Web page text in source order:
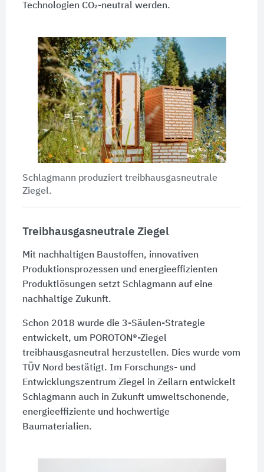
Technologien CO₂-neutral werden.
Schlagmann produziert treibhausgasneutrale
Ziegel.
Treibhausgasneutrale Ziegel
Mit nachhaltigen Baustoffen, innovativen
Produktionsprozessen und energieeffizienten
Produktlösungen setzt Schlagmann auf eine
nachhaltige Zukunft.
Schon 2018 wurde die 3-Säulen-Strategie
entwickelt, um POROTON®-Ziegel
treibhausgasneutral herzustellen. Dies wurde vom
TÜV Nord bestätigt. Im Forschungs- und
Entwicklungszentrum Ziegel in Zeilarn entwickelt
Schlagmann auch in Zukunft umweltschonende,
energie­effiziente und hochwertige
Baumaterialien.